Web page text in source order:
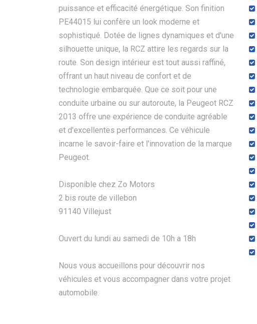
puissance et efficacité énergétique. Son finition
PE44015 lui confère un look moderne et
sophistiqué. Dotée de lignes dynamiques et d'une
silhouette unique, la RCZ attire les regards sur la
route. Son design intérieur est tout aussi raffiné,
offrant un haut niveau de confort et de
technologie embarquée. Que ce soit pour une
conduite urbaine ou sur autoroute, la Peugeot RCZ
2013 offre une expérience de conduite agréable
et d'excellentes performances. Ce véhicule
incarne le savoir-faire et l'innovation de la marque
Peugeot.
Disponible chez Zo Motors
2 bis route de villebon
91140 Villejust
Ouvert du lundi au samedi de 10h a 18h
Nous vous accueillons pour découvrir nos
véhicules et vous accompagner dans votre projet
automobile.